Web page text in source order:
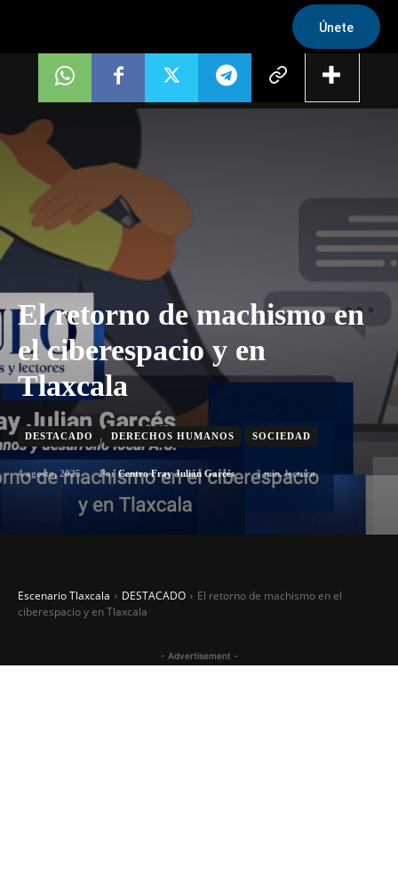
Únete
El retorno de machismo en
el ciberespacio y en
Tlaxcala
DESTACADO DERECHOS HUMANOS SOCIEDAD
4 agosto, 2025 Por Centro Fray Julián Garcés 3min. lectura
Escenario Tlaxcala DESTACADO
El retorno de machismo en el
ciberespacio y en Tlaxcala
- Advertisement -